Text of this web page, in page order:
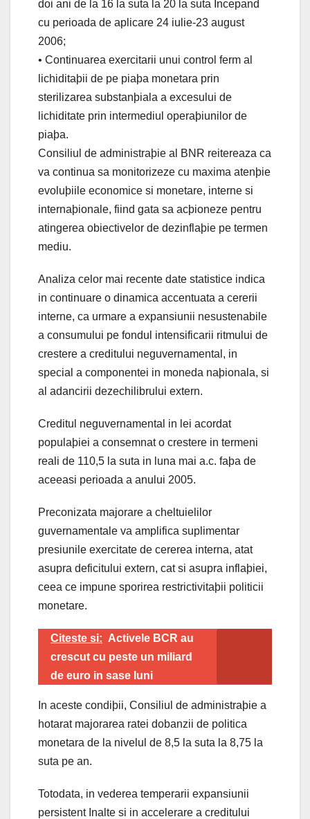
doi ani de la 16 la suta la 20 la suta Incepand
cu perioada de aplicare 24 iulie-23 august
2006;
• Continuarea exercitarii unui control ferm al
lichiditaþii de pe piaþa monetara prin
sterilizarea substanþiala a excesului de
lichiditate prin intermediul operaþiunilor de
piaþa.
Consiliul de administraþie al BNR reitereaza ca
va continua sa monitorizeze cu maxima atenþie
evoluþiile economice si monetare, interne si
internaþionale, fiind gata sa acþioneze pentru
atingerea obiectivelor de dezinflaþie pe termen
mediu.
Analiza celor mai recente date statistice indica
in continuare o dinamica accentuata a cererii
interne, ca urmare a expansiunii nesustenabile
a consumului pe fondul intensificarii ritmului de
crestere a creditului neguvernamental, in
special a componentei in moneda naþionala, si
al adancirii dezechilibrului extern.
Creditul neguvernamental in lei acordat
populaþiei a consemnat o crestere in termeni
reali de 110,5 la suta in luna mai a.c. faþa de
aceeasi perioada a anului 2005.
Preconizata majorare a cheltuielilor
guvernamentale va amplifica suplimentar
presiunile exercitate de cererea interna, atat
asupra deficitului extern, cat si asupra inflaþiei,
ceea ce impune sporirea restrictivitaþii politicii
monetare.
Citeste si: Activele BCR au
crescut cu peste un miliard
de euro in sase luni
In aceste condiþii, Consiliul de administraþie a
hotarat majorarea ratei dobanzii de politica
monetara de la nivelul de 8,5 la suta la 8,75 la
suta pe an.
Totodata, in vederea temperarii expansiunii
persistent Inalte si in accelerare a creditului